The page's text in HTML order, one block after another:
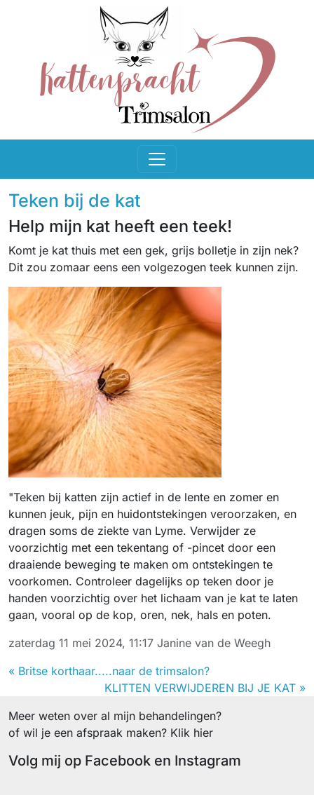
Teken bij de kat
Help mijn kat heeft een teek!
Komt je kat thuis met een gek, grijs bolletje in zijn nek?
Dit zou zomaar eens een volgezogen teek kunnen zijn.
"Teken bij katten zijn actief in de lente en zomer en
kunnen jeuk, pijn en huidontstekingen veroorzaken, en
dragen soms de ziekte van Lyme. Verwijder ze
voorzichtig met een tekentang of -pincet door een
draaiende beweging te maken om ontstekingen te
voorkomen. Controleer dagelijks op teken door je
handen voorzichtig over het lichaam van je kat te laten
gaan, vooral op de kop, oren, nek, hals en poten.
zaterdag 11 mei 2024, 11:17 Janine van de Weegh
« Britse korthaar.....naar de trimsalon?
KLITTEN VERWIJDEREN BIJ JE KAT »
Meer weten over al mijn behandelingen?
of wil je een afspraak maken? Klik hier
Volg mij op Facebook en Instagram